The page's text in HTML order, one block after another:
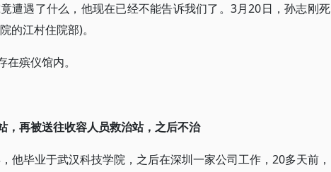
遭遇了什么，他现在已经不能告诉我们了。3月20日，孙志刚死
的江村住院部)。
殡仪馆内。
，再被送往收容人员救治站，之后不治
他毕业于武汉科技学院，之后在深圳一家公司工作，20多天前，